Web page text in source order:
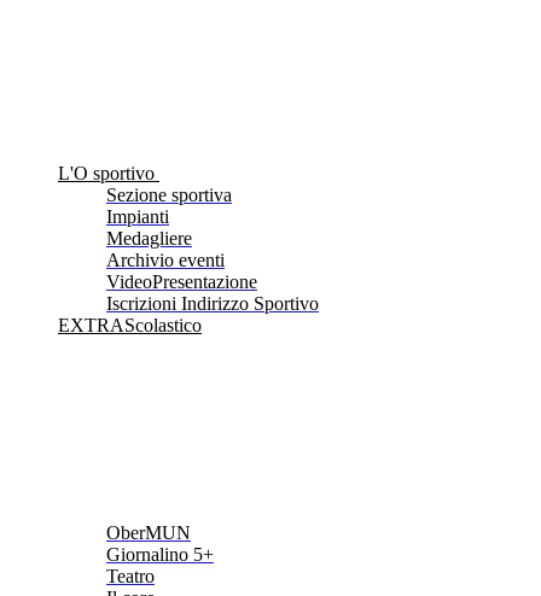
L'O sportivo
Sezione sportiva
Impianti
Medagliere
Archivio eventi
VideoPresentazione
Iscrizioni Indirizzo Sportivo
EXTRAScolastico
OberMUN
Giornalino 5+
Teatro